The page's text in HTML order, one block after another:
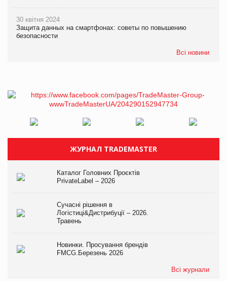
30 квітня 2024
Защита данных на смартфонах: советы по повышению
безопасности
Всі новини
ЖУРНАЛ TRADEMASTER
Каталог Головних Проєктів
PrivateLabel – 2026
Сучасні рішення в
Логістиці&Дистрибуції – 2026.
Травень
Новинки. Просування брендів
FMCG.Березень 2026
Всі журнали